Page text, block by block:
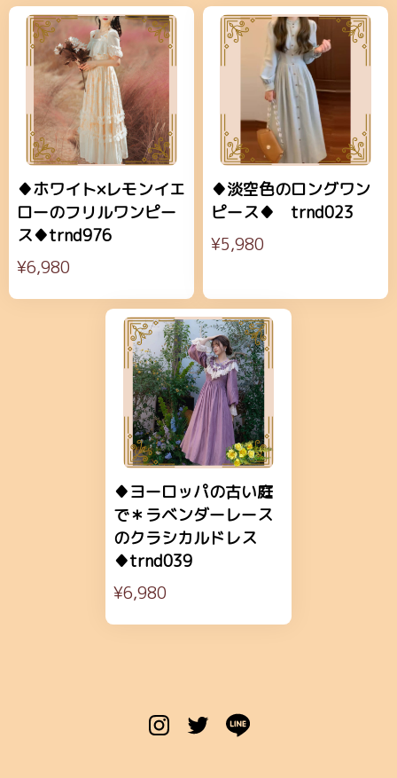
♦ホワイト×レモンイエ
ローのフリルワンピー
ス♦trnd976
¥6,980
♦淡空色のロングワン
ピース♦ trnd023
¥5,980
♦ヨーロッパの古い庭
で＊ラベンダーレース
のクラシカルドレス
♦trnd039
¥6,980